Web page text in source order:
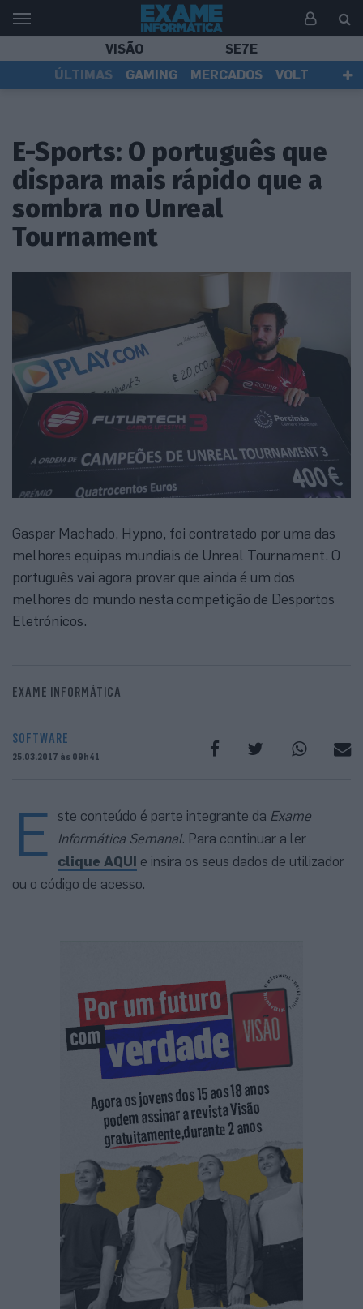
VISÃO
SE7E
ÚLTIMAS
GAMING MERCADOS
VOLT
E-Sports: O português que
dispara mais rápido que a
sombra no Unreal
Tournament
Gaspar Machado, Hypno, foi contratado por uma das
melhores equipas mundiais de Unreal Tournament. O
português vai agora provar que ainda é um dos
melhores do mundo nesta competição de Desportos
Eletrónicos.
EXAME INFORMÁTICA
SOFTWARE
25.03.2017 às 09h41
E ste conteúdo é parte integrante da Exame
Informática Semanal. Para continuar a ler
clique AQUI e insira os seus dados de utilizador
ou o código de acesso.